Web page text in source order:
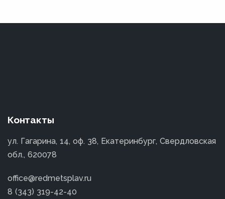
Контакты
ул. Гагарина, 14, оф. 38, Екатеринбург, Свердловская
обл., 620078
office@redmetsplav.ru
8 (343) 319-42-40